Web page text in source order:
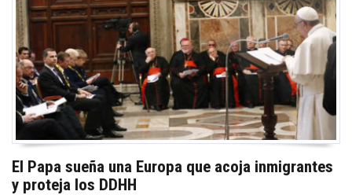
El Papa sueña una Europa que acoja inmigrantes
y proteja los DDHH